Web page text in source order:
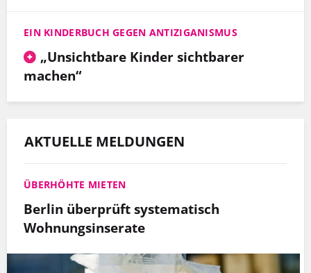
EIN KINDERBUCH GEGEN ANTIZIGANISMUS
„Unsichtbare Kinder sichtbarer
machen“
AKTUELLE MELDUNGEN
ÜBERHÖHTE MIETEN
Berlin überprüft systematisch
Wohnungsinserate